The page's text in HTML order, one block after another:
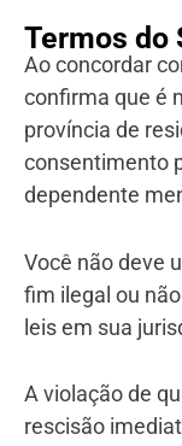
Termos do
Ao concordar
confirma que é
província de
consentimento
dependente
Você não deve
fim ilegal ou
leis em sua
A violação de
rescisão